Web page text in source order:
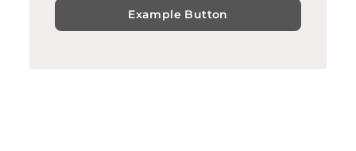
Example Button